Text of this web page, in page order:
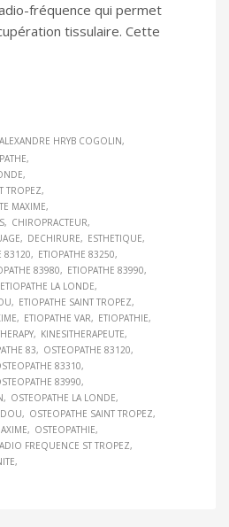
fréquence qui permet
tissulaire. Cette
ALEXANDRE HRYB COGOLIN
TROPEZ
MAXIME
CHIROPRACTEUR
DECHIRURE
ESTHETIQUE
83120
ETIOPATHE 83250
83980
ETIOPATHE 83990
ETIOPATHE LA LONDE
ETIOPATHE SAINT TROPEZ
ETIOPATHE VAR
ETIOPATHIE
KINESITHERAPEUTE
83
OSTEOPATHE 83120
83310
83990
OSTEOPATHE LA LONDE
OSTEOPATHE SAINT TROPEZ
OSTEOPATHIE
FREQUENCE ST TROPEZ